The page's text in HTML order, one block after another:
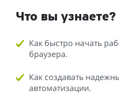
Что вы узнаете?
Как быстро начать
браузера.
Как создавать
автоматизации.